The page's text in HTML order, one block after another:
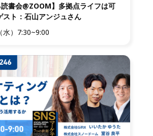
読書会@ZOOM】多拠点ライフは可
スト：石山アンジュさん
）7:30~9:00